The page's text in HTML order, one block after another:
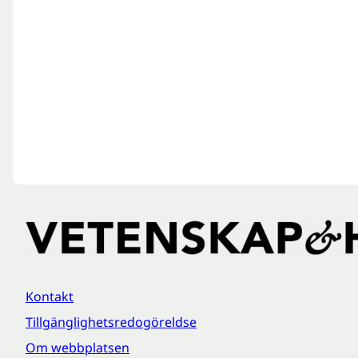
Kontakt
Tillgänglighetsredogöreldse
Om webbplatsen